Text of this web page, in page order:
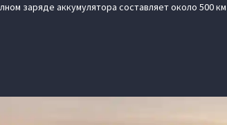
заряде аккумулятора составляет около 500